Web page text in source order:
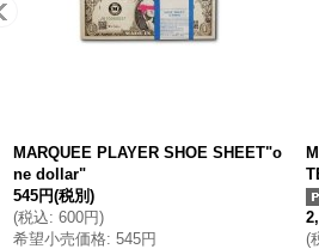
MARQUEE PLAYER SHOE SHEET"o
ne dollar"
545円(税別)
(税込: 600円)
希望小売価格: 545円
(